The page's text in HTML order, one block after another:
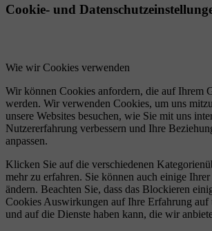
Cookie- und
Wie wir Cookies verwenden
Wir können Cookies anfordern, die auf Ihrem
werden. Wir verwenden Cookies, um uns
unsere Websites besuchen, wie Sie mit uns
Nutzererfahrung verbessern und Ihre
anpassen.
Klicken Sie auf die verschiedenen
mehr zu erfahren. Sie können auch einige
ändern. Beachten Sie, dass das Blockieren
Cookies Auswirkungen auf Ihre Erfahrung auf
und auf die Dienste haben kann, die wir